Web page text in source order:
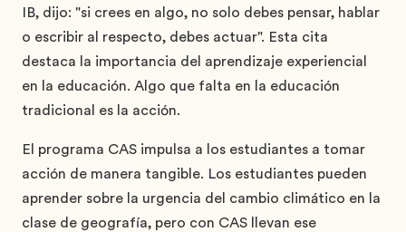
IB, dijo: "si crees en algo, no solo debes pensar, hablar
o escribir al respecto, debes actuar". Esta cita
destaca la importancia del aprendizaje experiencial
en la educación. Algo que falta en la educación
tradicional es la acción.
El programa CAS impulsa a los estudiantes a tomar
acción de manera tangible. Los estudiantes pueden
aprender sobre la urgencia del cambio climático en la
clase de geografía, pero con CAS llevan ese